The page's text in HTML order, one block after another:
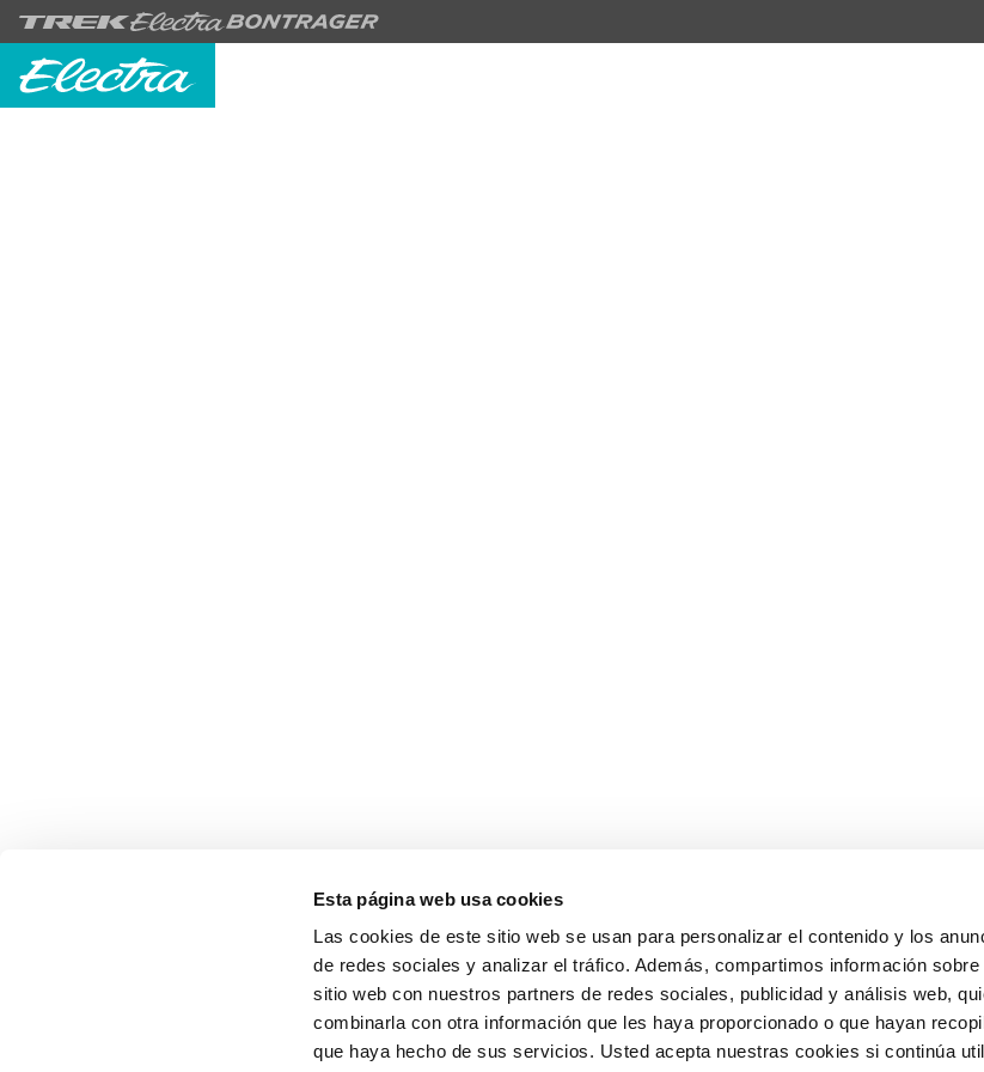
Esta página web usa cookies
Las cookies de este sitio web se usan para personalizar el contenido y los
de redes sociales y analizar el tráfico. Además, compartimos información sobre
sitio web con nuestros partners de redes sociales, publicidad y análisis web,
combinarla con otra información que les haya proporcionado o que hayan
que haya hecho de sus servicios. Usted acepta nuestras cookies si continúa